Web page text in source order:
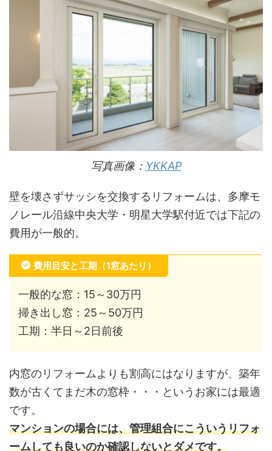
写真画像： YKKAP
壁を壊さずサッシを交換するリフォームは、多摩モ
ノレール沿線中央大学・明星大学駅付近では下記の
費用が一般的。
費用目安と工期（1窓あたり）
一般的な窓：15～30万円
掃き出し窓：25～50万円
工期：半日～2日前後
内窓のリフォームよりも割高にはなりますが、築年
数が古くてまだ木の窓枠・・・というお家には最適
です。
マンションの場合には、管理組合にこういうリフォ
ームしても良いのか確認しないとダメです。